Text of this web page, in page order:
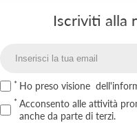
Iscriviti alla
Ho preso visione
Acconsento alle attività
anche da parte di terzi.